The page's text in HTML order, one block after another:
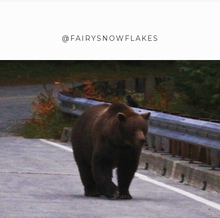
@FAIRYSNOWFLAKES